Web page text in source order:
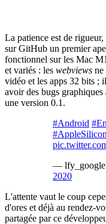
La patience est de
sur GitHub un premier
fonctionnel sur les Mac
et variés : les webviews ne
vidéo et les apps 32 bits ;
avoir des bugs
une version 0.1.
#Android
#AppleSilicon
—
2020
L'attente vaut le coup
d'ores et déjà au rendez-
partagée par ce